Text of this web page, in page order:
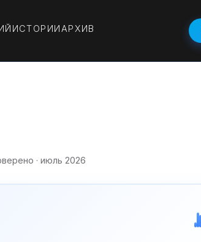
ИСТОРИИ АРХИВ
· июль 2026